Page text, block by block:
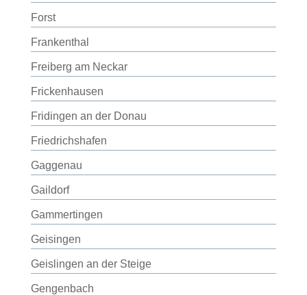
Forst
Frankenthal
Freiberg am Neckar
Frickenhausen
Fridingen an der Donau
Friedrichshafen
Gaggenau
Gaildorf
Gammertingen
Geisingen
Geislingen an der Steige
Gengenbach